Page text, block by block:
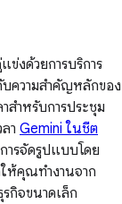
ข่งด้วยการบริการ
บความสำคัญหลักของ
ำหรับการประชุม
า Gemini ในชีต
รจัดรูปแบบโดย
ห้คุณทำงานจาก
กิจขนาดเล็ก